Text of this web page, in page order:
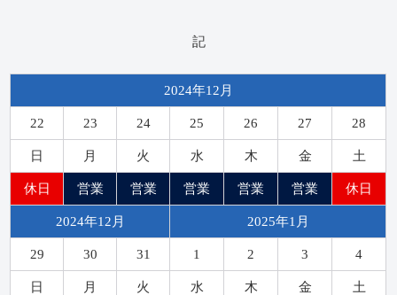
記
2024年12月
22 23 24 25 26 27 28
日 月 火 水 木 金 土
休日 営業 営業 営業 営業 営業 休日
2024年12月 2025年1月
29 30 31 1 2 3 4
日 月 火 水 木 金 土